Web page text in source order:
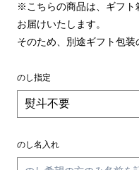
※こちらの商品は、ギフト
お届けいたします。
そのため、別途ギフト包装
のし指定
のし名入れ